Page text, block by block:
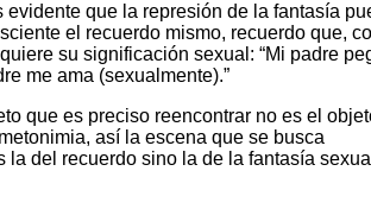
evidente que la represión de la fantasía
el recuerdo mismo, recuerdo que,
su significación sexual: “Mi padre
me ama (sexualmente).”
que es preciso reencontrar no es el
así la escena que se busca
la del recuerdo sino la de la fantasía